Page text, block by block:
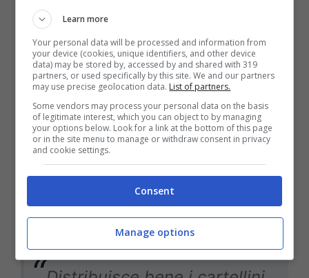
con Ferguson, il contatto
c’è ma leggero sulla parte
esterna dello scarpino, il
che non giustifica la
caduta.
, ha commentato così la
direzione di gara diForneau:
Learn more
Your personal data will be processed and information from
your device (cookies, unique identifiers, and other device
data) may be stored by, accessed by and shared with 319
partners, or used specifically by this site. We and our partners
may use precise geolocation data. List of partners.
Some vendors may process your personal data on the basis
of legitimate interest, which you can object to by managing
your options below. Look for a link at the bottom of this page
or in the site menu to manage or withdraw consent in privacy
and cookie settings.
Consent
Manage options